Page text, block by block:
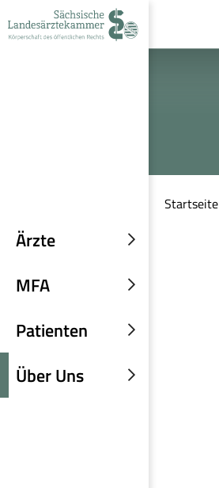
Navigation
Suche
Inhalt
Ärzte
Untermenü
MFA
Untermenü
Patienten
Untermenü
Über Uns
Untermenü
Startseite